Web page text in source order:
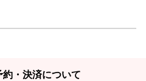
・決済について